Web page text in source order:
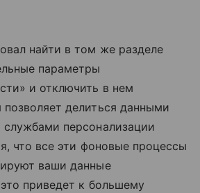
найти в том же разделе
параметры
и отключить в нем
делиться данными
службами персонализации
что все эти фоновые процессы
ваши данные
приведет к большему